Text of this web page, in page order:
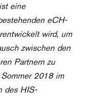
eine
eCH-
wird, um
zwischen den
Partnern zu
2018 im
des HIS-